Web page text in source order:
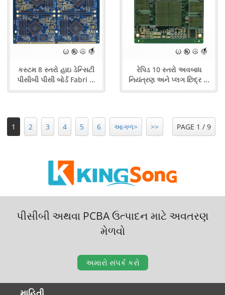
કસ્ટમ 8 સ્તરો હાઇ ડેન્સિટી
પીસીબી પીસી બોર્ડ Fabri ...
રેપિડ 10 સ્તરો અવબાધ
નિયંત્રણ અને પ્લગ છિદ્ર ...
1 2 3 4 5 6 આગળ> >> PAGE 1 / 9
પીસીબી અથવા PCBA ઉત્પાદન માટે અવતરણ
મેળવો
અમારો સંપર્ક કરો
માહિતી